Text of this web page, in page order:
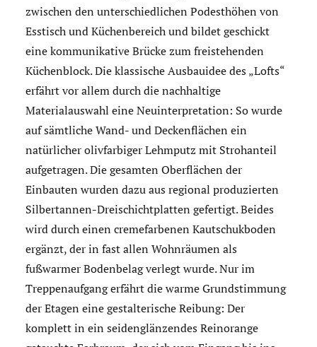
zwischen den unterschiedlichen Podesthöhen von
Esstisch und Küchenbereich und bildet geschickt
eine kommunikative Brücke zum freistehenden
Küchenblock. Die klassische Ausbauidee des „Lofts“
erfährt vor allem durch die nachhaltige
Materialauswahl eine Neuinterpretation: So wurde
auf sämtliche Wand- und Deckenflächen ein
natürlicher olivfarbiger Lehmputz mit Strohanteil
aufgetragen. Die gesamten Oberflächen der
Einbauten wurden dazu aus regional produzierten
Silbertannen-Dreischichtplatten gefertigt. Beides
wird durch einen cremefarbenen Kautschukboden
ergänzt, der in fast allen Wohnräumen als
fußwarmer Bodenbelag verlegt wurde. Nur im
Treppenaufgang erfährt die warme Grundstimmung
der Etagen eine gestalterische Reibung: Der
komplett in ein seidenglänzendes Reinorange